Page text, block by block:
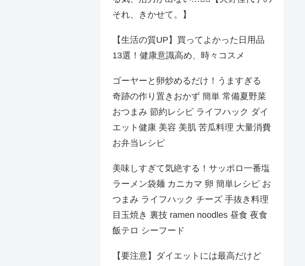
それ、きかせて。】
【生活の質UP】買ってよかった日用品
13選！健康意識高め、時々コスメ
ゴーヤーと卵炒めるだけ！うますぎる
奇跡の作り置きおかず 簡単 常備夏野菜
おつまみ 節約レシピ ライフハック ダイ
エット健康 美容 美肌 苦瓜料理 大量消費
お弁当レシピ
美味しすぎて気絶する！サッポロ一番塩
ラーメン袋麺 カニカマ 卵 簡単レシピ お
つまみ ライフハック チーズ 手抜き料理
目玉焼き 裏技 ramen noodles 昼食 夜食
飯テロ シーフード
【要注意】ダイエットには最高だけど